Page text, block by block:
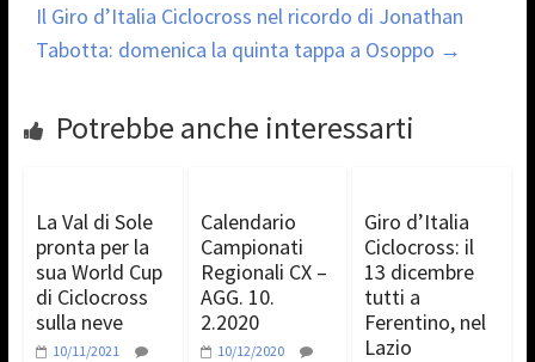
Il Giro d’Italia Ciclocross nel ricordo di Jonathan
Tabotta: domenica la quinta tappa a Osoppo →
Potrebbe anche interessarti
La Val di Sole
pronta per la
sua World Cup
di Ciclocross
sulla neve
10/11/2021
Calendario
Campionati
Regionali CX –
AGG. 10.
2.2020
10/12/2020
Giro d’Italia
Ciclocross: il
13 dicembre
tutti a
Ferentino, nel
Lazio